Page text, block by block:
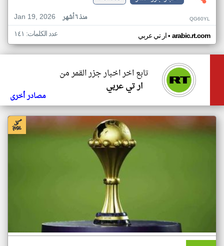
Jan 19, 2026
منذ ٦ أشهر QG60YL
ار تي عربي• arabic.rt.com عدد الكلمات: ١٤١
تابع اخر اخبار جزر القمر من
ار تي عربي
مصادر أخرى